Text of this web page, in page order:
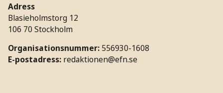
Adress
Blasieholmstorg 12
106 70 Stockholm
Organisationsnummer: 556930-1608
E-postadress: redaktionen@efn.se